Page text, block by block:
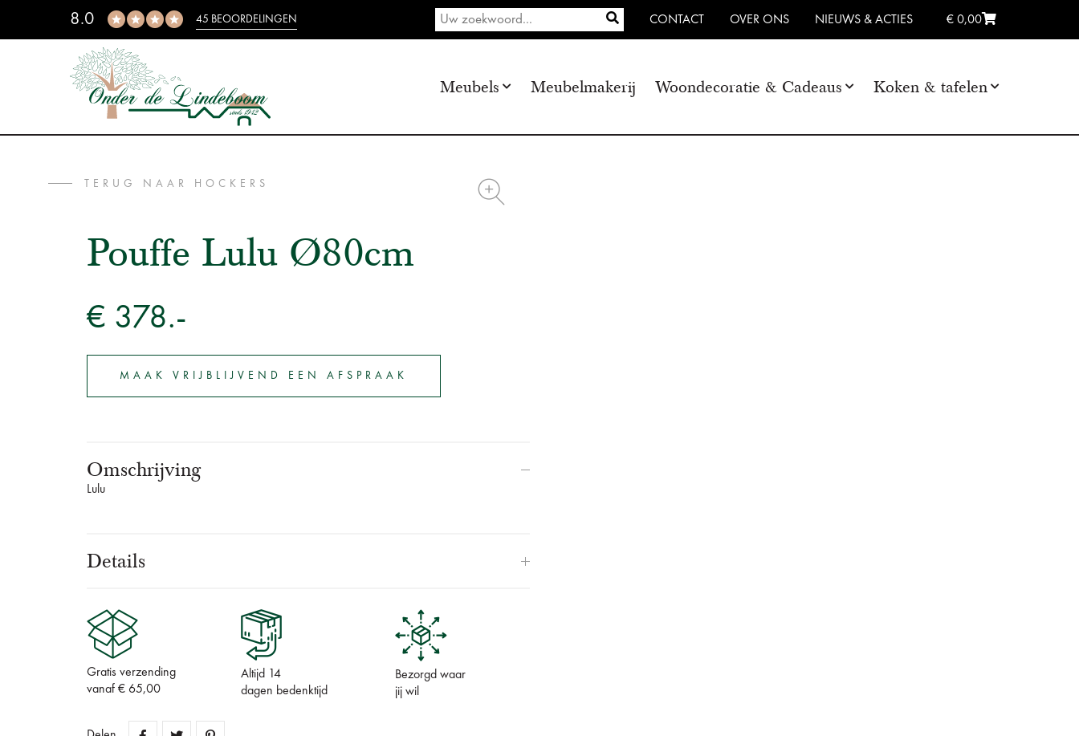
8.0 45 BEOORDELINGEN CONTACT OVER ONS NIEUWS & ACTIES € 0,00
Meubels Meubelmakerij Woondecoratie & Cadeaus Koken & tafelen
TERUG NAAR HOCKERS
Pouffe Lulu Ø80cm
€ 378.-
MAAK VRIJBLIJVEND EEN AFSPRAAK
Omschrijving
Lulu
Details
Gratis verzending
vanaf € 65,00
Altijd 14
dagen bedenktijd
Bezorgd waar
jij wil